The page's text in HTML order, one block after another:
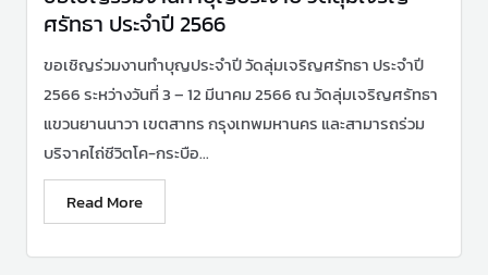
ศรัทธา ประจำปี 2566
ขอเชิญร่วมงานทำบุญประจำปี วัดลุ่มเจริญศรัทธา ประจำปี
2566 ระหว่างวันที่ 3 – 12 มีนาคม 2566 ณ วัดลุ่มเจริญศรัทธา
แขวนยานนาวา เขตสาทร กรุงเทพมหานคร และสามารถร่วม
บริจาคไถ่ชีวิตโค-กระบือ...
Read More